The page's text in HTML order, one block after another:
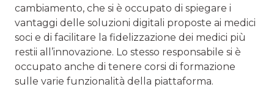
cambiamento, che si è occupato di spiegare i
vantaggi delle soluzioni digitali proposte ai medici
soci e di facilitare la fidelizzazione dei medici più
restii all’in­novazione. Lo stesso responsabile si è
occupato anche di tenere corsi di formazione
sulle varie funzionalità della piattaforma.